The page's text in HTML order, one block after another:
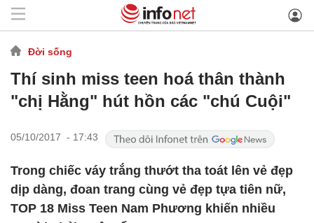
Đời sống
Thí sinh miss teen hoá thân thành
"chị Hằng" hút hồn các "chú Cuội"
05/10/2017 - 17:43
Trong chiếc váy trắng thướt tha toát lên vẻ đẹp
dịp dàng, đoan trang cùng vẻ đẹp tựa tiên nữ,
TOP 18 Miss Teen Nam Phương khiến nhiều